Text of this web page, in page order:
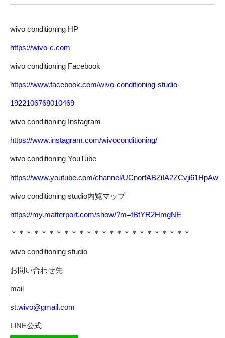
wivo conditioning HP
https://wivo-c.com
wivo conditioning Facebook
https://www.facebook.com/wivo-conditioning-studio-
1922106768010469
wivo conditioning Instagram
https://www.instagram.com/wivoconditioning/
wivo conditioning YouTube
https://www.youtube.com/channel/UCnorfABZiIA2ZCvji61HpAw
wivo conditioning studio内覧マップ
https://my.matterport.com/show/?m=tBtYR2HmgNE
＊＊＊＊＊＊＊＊＊＊＊＊＊＊＊＊＊＊＊＊＊＊＊＊
wivo conditioning studio
お問い合わせ先
mail
st.wivo@gmail.com
LINE公式